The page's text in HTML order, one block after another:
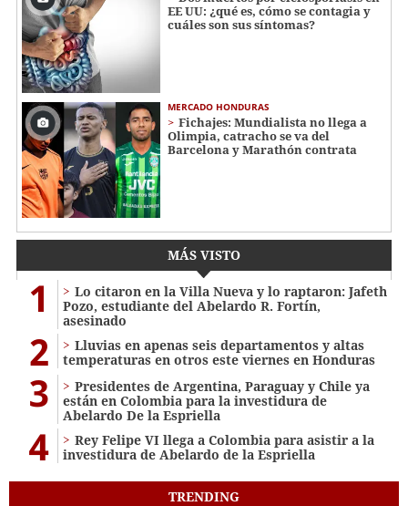
EE UU: ¿qué es, cómo se contagia y
cuáles son sus síntomas?
MERCADO HONDURAS
Fichajes: Mundialista no llega a
Olimpia, catracho se va del
Barcelona y Marathón contrata
MÁS VISTO
1
Lo citaron en la Villa Nueva y lo raptaron: Jafeth
Pozo, estudiante del Abelardo R. Fortín,
asesinado
2
Lluvias en apenas seis departamentos y altas
temperaturas en otros este viernes en Honduras
3
Presidentes de Argentina, Paraguay y Chile ya
están en Colombia para la investidura de
Abelardo De la Espriella
4
Rey Felipe VI llega a Colombia para asistir a la
investidura de Abelardo de la Espriella
TRENDING